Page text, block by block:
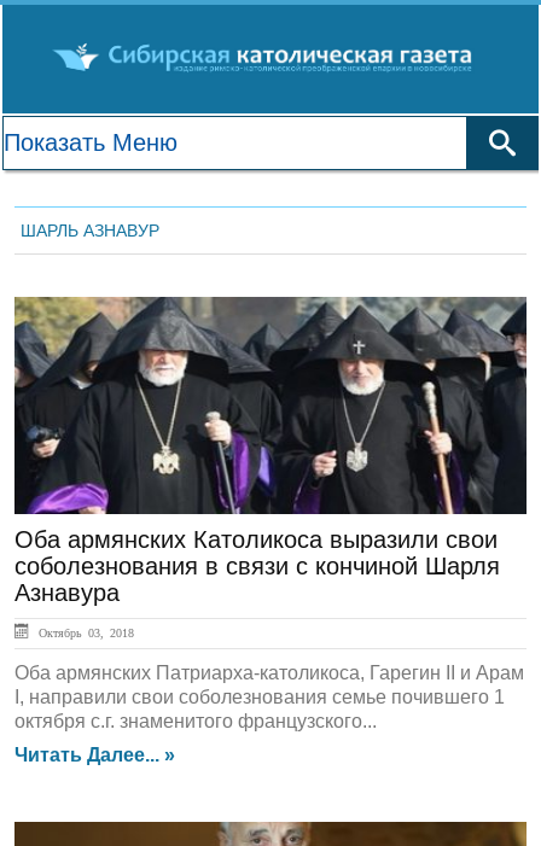
ШАРЛЬ АЗНАВУР
ЛЕНТА НОВОСТЕЙ
Оба армянских Католикоса выразили свои
соболезнования в связи с кончиной Шарля
Азнавура
Октябрь 03, 2018
Оба армянских Патриарха-католикоса, Гарегин II и Арам
I, направили свои соболезнования семье почившего 1
октября с.г. знаменитого французского...
Читать Далее... »